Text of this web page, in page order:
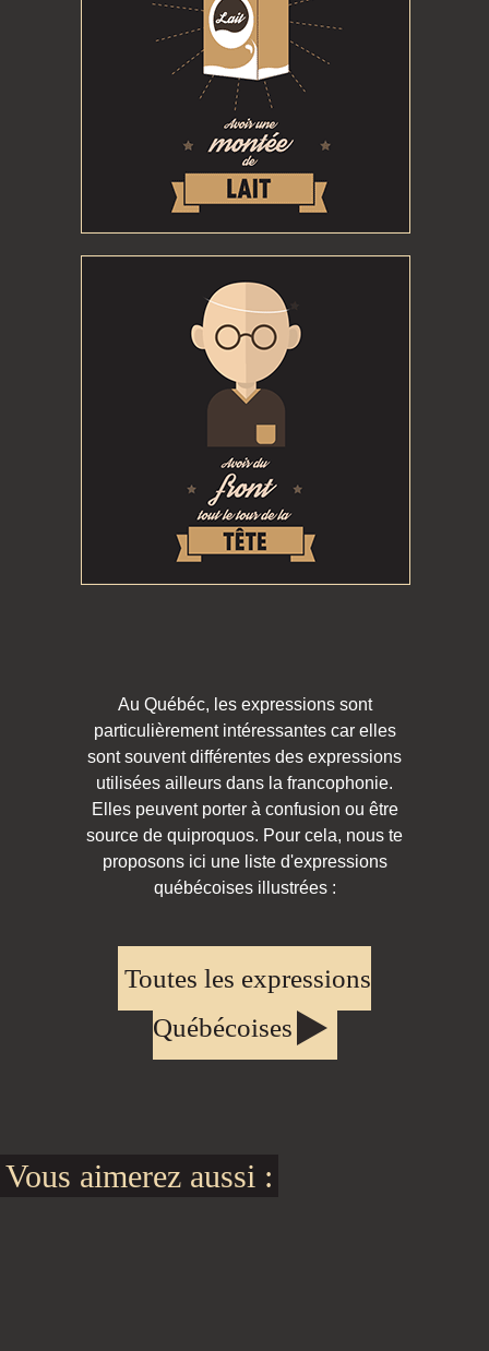
Au Québéc, les expressions sont
particulièrement intéressantes car elles
sont souvent différentes des expressions
utilisées ailleurs dans la francophonie.
Elles peuvent porter à confusion ou être
source de quiproquos. Pour cela, nous te
proposons ici une liste d'expressions
québécoises illustrées :
Toutes les expressions
Québécoises
Vous aimerez aussi :